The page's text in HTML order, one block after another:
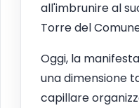
all'imbrunire al
Torre del
Oggi, la
una dimensione
capillare